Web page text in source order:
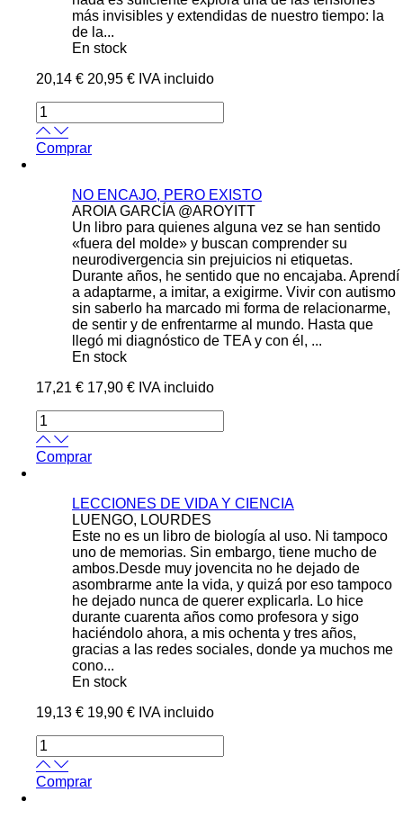
más invisibles y extendidas de nuestro tiempo: la
de la...
En stock
20,14 € 20,95 € IVA incluido
Comprar
NO ENCAJO, PERO EXISTO
AROIA GARCÍA @AROYITT
Un libro para quienes alguna vez se han sentido
«fuera del molde» y buscan comprender su
neurodivergencia sin prejuicios ni etiquetas.
Durante años, he sentido que no encajaba. Aprendí
a adaptarme, a imitar, a exigirme. Vivir con autismo
sin saberlo ha marcado mi forma de relacionarme,
de sentir y de enfrentarme al mundo. Hasta que
llegó mi diagnóstico de TEA y con él, ...
En stock
17,21 € 17,90 € IVA incluido
Comprar
LECCIONES DE VIDA Y CIENCIA
LUENGO, LOURDES
Este no es un libro de biología al uso. Ni tampoco
uno de memorias. Sin embargo, tiene mucho de
ambos.Desde muy jovencita no he dejado de
asombrarme ante la vida, y quizá por eso tampoco
he dejado nunca de querer explicarla. Lo hice
durante cuarenta años como profesora y sigo
haciéndolo ahora, a mis ochenta y tres años,
gracias a las redes sociales, donde ya muchos me
cono...
En stock
19,13 € 19,90 € IVA incluido
Comprar